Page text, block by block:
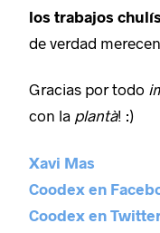
los trabajos
de verdad
Gracias por todo
con la plantà! :)
Xavi Mas
Coodex en
Coodex en